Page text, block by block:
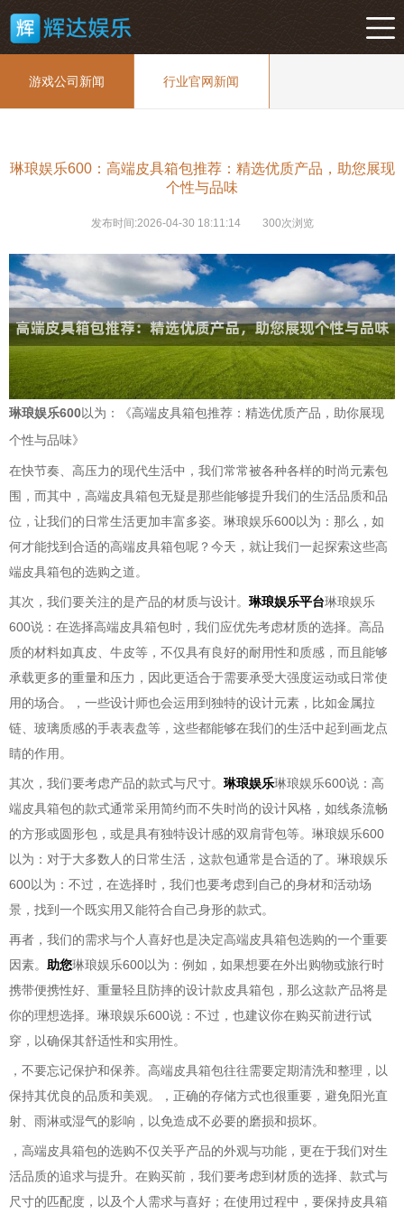
游戏公司新闻 行业官网新闻
琳琅娱乐600：高端皮具箱包推荐：精选优质产品，助您展现
个性与品味
发布时间:2026-04-30 18:11:14 300次浏览
琳琅娱乐600以为：《高端皮具箱包推荐：精选优质产品，助你展现
个性与品味》
在快节奏、高压力的现代生活中，我们常常被各种各样的时尚元素包
围，而其中，高端皮具箱包无疑是那些能够提升我们的生活品质和品
位，让我们的日常生活更加丰富多姿。琳琅娱乐600以为：那么，如
何才能找到合适的高端皮具箱包呢？今天，就让我们一起探索这些高
端皮具箱包的选购之道。
其次，我们要关注的是产品的材质与设计。 琳琅娱乐平台琳琅娱乐
600说：在选择高端皮具箱包时，我们应优先考虑材质的选择。高品
质的材料如真皮、牛皮等，不仅具有良好的耐用性和质感，而且能够
承载更多的重量和压力，因此更适合于需要承受大强度运动或日常使
用的场合。，一些设计师也会运用到独特的设计元素，比如金属拉
链、玻璃质感的手表表盘等，这些都能够在我们的生活中起到画龙点
睛的作用。
其次，我们要考虑产品的款式与尺寸。 琳琅娱乐琳琅娱乐600说：高
端皮具箱包的款式通常采用简约而不失时尚的设计风格，如线条流畅
的方形或圆形包，或是具有独特设计感的双肩背包等。琳琅娱乐600
以为：对于大多数人的日常生活，这款包通常是合适的了。琳琅娱乐
600以为：不过，在选择时，我们也要考虑到自己的身材和活动场
景，找到一个既实用又能符合自己身形的款式。
再者，我们的需求与个人喜好也是决定高端皮具箱包选购的一个重要
因素。 助您琳琅娱乐600以为：例如，如果想要在外出购物或旅行时
携带便携性好、重量轻且防摔的设计款皮具箱包，那么这款产品将是
你的理想选择。琳琅娱乐600说：不过，也建议你在购买前进行试
穿，以确保其舒适性和实用性。
，不要忘记保护和保养。高端皮具箱包往往需要定期清洗和整理，以
保持其优良的品质和美观。，正确的存储方式也很重要，避免阳光直
射、雨淋或湿气的影响，以免造成不必要的磨损和损坏。
，高端皮具箱包的选购不仅关乎产品的外观与功能，更在于我们对生
活品质的追求与提升。在购买前，我们要考虑到材质的选择、款式与
尺寸的匹配度，以及个人需求与喜好；在使用过程中，要保持皮具箱